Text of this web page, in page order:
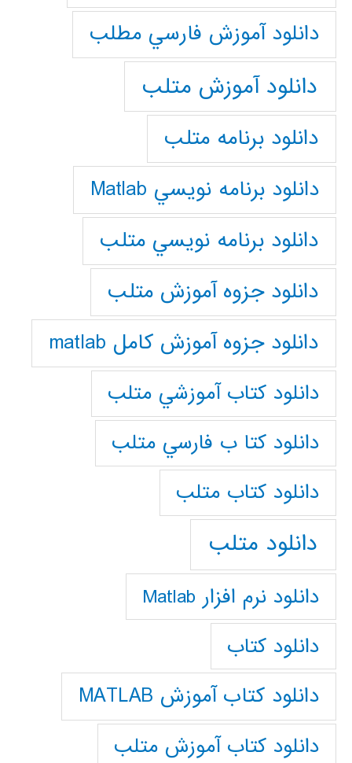
دانلود آموزش فارسي مطلب
دانلود آموزش متلب
دانلود برنامه متلب
دانلود برنامه نويسي Matlab
دانلود برنامه نويسي متلب
دانلود جزوه آموزش متلب
دانلود جزوه آموزش کامل matlab
دانلود كتاب آموزشي متلب
دانلود كتا ب فارسي متلب
دانلود كتاب متلب
دانلود متلب
دانلود نرم افزار Matlab
دانلود کتاب
دانلود کتاب آموزش MATLAB
دانلود کتاب آموزش متلب